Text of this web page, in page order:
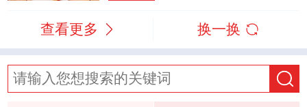
查看更多 换一换